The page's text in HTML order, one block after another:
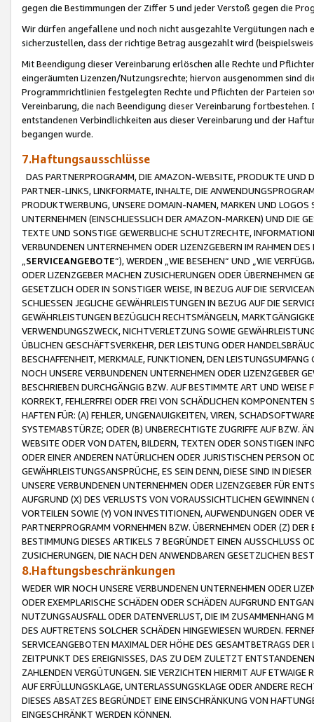
gegen die Bestimmungen der Ziffer 5 und jeder Verstoß gegen die
Wir dürfen angefallene und noch nicht ausgezahlte Vergütungen
sicherzustellen, dass der richtige Betrag ausgezahlt wird
Mit Beendigung dieser Vereinbarung erlöschen alle Rechte und
eingeräumten Lizenzen/Nutzungsrechte; hiervon ausgenommen sind
Programmrichtlinien festgelegten Rechte und Pflichten der Parteien
Vereinbarung, die nach Beendigung dieser Vereinbarung
entstandenen Verbindlichkeiten aus dieser Vereinbarung und der
begangen wurde.
7.Haftungsausschlüsse
DAS PARTNERPROGRAMM, DIE AMAZON-WEBSITE, PRODUKTE UND
PARTNER-LINKS, LINKFORMATE, INHALTE, DIE
PRODUKTWERBUNG, UNSERE DOMAIN-NAMEN, MARKEN UND
UNTERNEHMEN (EINSCHLIESSLICH DER AMAZON-MARKEN) UND DIE
TEXTE UND SONSTIGE GEWERBLICHE SCHUTZRECHTE,
VERBUNDENEN UNTERNEHMEN ODER LIZENZGEBERN IM RAHMEN
SERVICEANGEBOTE“), WERDEN „WIE BESEHEN“ UND „WIE
ODER LIZENZGEBER MACHEN ZUSICHERUNGEN ODER ÜBERNEHMEN
GESETZLICH ODER IN SONSTIGER WEISE, IN BEZUG AUF DIE
SCHLIESSEN JEGLICHE GEWÄHRLEISTUNGEN IN BEZUG AUF DIE
GEWÄHRLEISTUNGEN BEZÜGLICH RECHTSMÄNGELN,
VERWENDUNGSZWECK, NICHTVERLETZUNG SOWIE
ÜBLICHEN GESCHÄFTSVERKEHR, DER LEISTUNG ODER
BESCHAFFENHEIT, MERKMALE, FUNKTIONEN, DEN
NOCH UNSERE VERBUNDENEN UNTERNEHMEN ODER LIZENZGEBER
BESCHRIEBEN DURCHGÄNGIG BZW. AUF BESTIMMTE ART UND
KORREKT, FEHLERFREI ODER FREI VON SCHÄDLICHEN
HAFTEN FÜR: (A) FEHLER, UNGENAUIGKEITEN, VIREN,
SYSTEMABSTÜRZE; ODER (B) UNBERECHTIGTE ZUGRIFFE AUF BZW.
WEBSITE ODER VON DATEN, BILDERN, TEXTEN ODER SONSTIGEN
ODER EINER ANDEREN NATÜRLICHEN ODER JURISTISCHEN PERSON
GEWÄHRLEISTUNGSANSPRÜCHE, ES SEIN DENN, DIESE SIND IN
UNSERE VERBUNDENEN UNTERNEHMEN ODER LIZENZGEBER FÜR
AUFGRUND (X) DES VERLUSTS VON VORAUSSICHTLICHEN
VORTEILEN SOWIE (Y) VON INVESTITIONEN, AUFWENDUNGEN ODER
PARTNERPROGRAMM VORNEHMEN BZW. ÜBERNEHMEN ODER (Z)
BESTIMMUNG DIESES ARTIKELS 7 BEGRÜNDET EINEN AUSSCHLUSS
ZUSICHERUNGEN, DIE NACH DEN ANWENDBAREN GESETZLICHEN
8.Haftungsbeschränkungen
WEDER WIR NOCH UNSERE VERBUNDENEN UNTERNEHMEN ODER
ODER EXEMPLARISCHE SCHÄDEN ODER SCHÄDEN AUFGRUND
NUTZUNGSAUSFALL ODER DATENVERLUST, DIE IM ZUSAMMENHANG
DES AUFTRETENS SOLCHER SCHÄDEN HINGEWIESEN WURDEN.
SERVICEANGEBOTEN MAXIMAL DER HÖHE DES GESAMTBETRAGS
ZEITPUNKT DES EREIGNISSES, DAS ZU DEM ZULETZT
ZAHLENDEN VERGÜTUNGEN. SIE VERZICHTEN HIERMIT AUF
AUF ERFÜLLUNGSKLAGE, UNTERLASSUNGSKLAGE ODER ANDERE
DIESES ABSATZES BEGRÜNDET EINE EINSCHRÄNKUNG VON
EINGESCHRÄNKT WERDEN KÖNNEN.